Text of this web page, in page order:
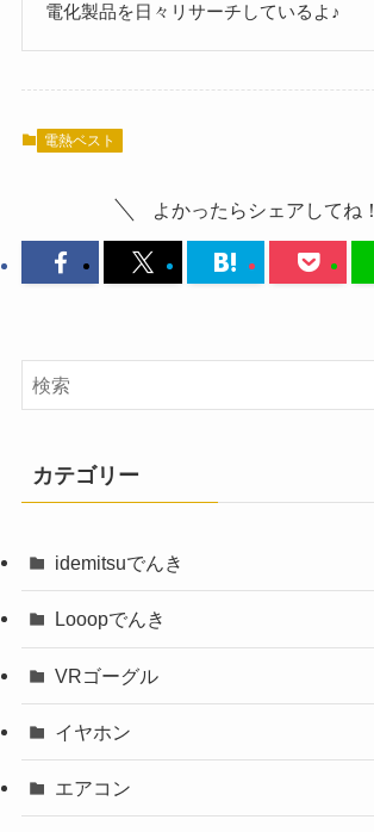
電化製品を日々リサーチしているよ♪
電熱ベスト
よかったらシェアしてね！
カテゴリー
idemitsuでんき
Looopでんき
VRゴーグル
イヤホン
エアコン